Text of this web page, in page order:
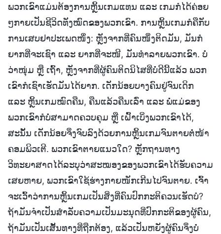
ພວກເຂົາແມ່ນຕ້ອງການຫຼິ້ນເກມແທນ ແລະ ເກມກໍໄດ້ຄ່ອຍ
ໆກາຍເປັນຊີວິດທັງໝົດຂອງພວກເຂົາ. ການຫຼິ້ນເກມກໍຄືກັບ
ການເສບຢາປະເພດໜຶ່ງ: ຫຼັງຈາກທີ່ຄົນໜຶ່ງຕິດມັນ, ມັນກໍ
ຍາກທີ່ຈະເຊົາ ແລະ ຍາກທີ່ຈະໜີ, ມັນທຳລາຍພວກເຂົາ. ບໍ່
ວ່າໜຸ່ມ ຫຼື ເຖົ້າ, ຫຼັງຈາກທີ່ຜູ້ຄົນຕິດນິໄສທີ່ບໍ່ດີນີ້ແລ້ວ ພວກ
ເຂົາກໍເຊົາເຮັດມັນໄດ້ຍາກ. ເດັກນ້ອຍບາງຄົນຢູ່ຈົນເດິກ
ແລະ ຫຼິ້ນເກມໝົດຄືນ, ຄືນແລ້ວຄືນເລົ່າ ແລະ ພໍ່ແມ່ຂອງ
ພວກເຂົາກໍບໍ່ສາມາດຄວບຄຸມ ຫຼື ເຝົ້າເບິ່ງພວກເຂົາໄດ້,
ສະນັ້ນ ເດັກນ້ອຍຈຶ່ງຈົບລົງດ້ວຍການຫຼິ້ນເກມຈົນຕາຍຕໍ່ໜ້າ
ຄອມພິວເຕີ. ພວກເຂົາຕາຍແນວໃດ? ຫຼັກຖານທາງ
ວິທະຍາສາດໄດ້ລະບຸວ່າສະໝອງຂອງພວກເຂົາໄດ້ຮັບຄວາມ
ເສຍຫາຍ, ພວກເຂົາໃຊ້ຮ່າງກາຍໜັກເກີນໄປຈົນຕາຍ. ເຈົ້າ
ຈະເວົ້າວ່າການຫຼິ້ນເກມເປັນສິ່ງທີ່ຄົນປົກກະຕິຄວນເຮັດບໍ?
ຖ້າມັນຈຳເປັນສຳລັບຄວາມເປັນມະນຸດທີ່ປົກກະຕິຂອງຜູ້ຄົນ,
ຖ້າມັນເປັນເສັ້ນທາງທີ່ຖືກຕ້ອງ, ແລ້ວເປັນຫຍັງຜູ້ຄົນຈຶ່ງບໍ່